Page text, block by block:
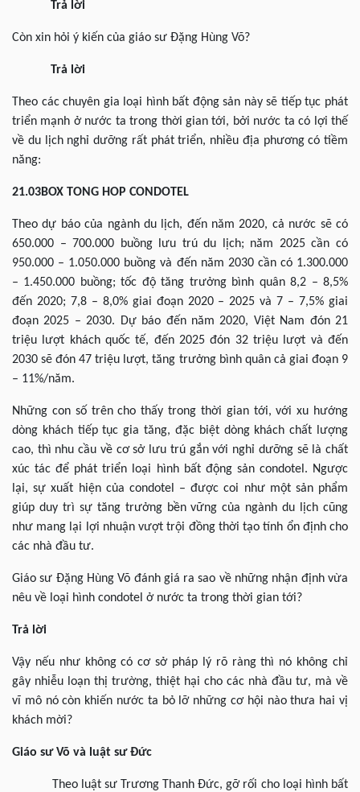
Trả lời
Còn xin hỏi ý kiến của giáo sư Đặng Hùng Võ?
Trả lời
Theo các chuyên gia loại hình bất động sản này sẽ tiếp tục phát
triển mạnh ở nước ta trong thời gian tới, bởi nước ta có lợi thế
về du lịch nghỉ dưỡng rất phát triển, nhiều địa phương có tiềm
năng:
21.03BOX TONG HOP CONDOTEL
Theo dự báo của ngành du lịch, đến năm 2020, cả nước sẽ có
650.000 – 700.000 buồng lưu trú du lịch; năm 2025 cần có
950.000 – 1.050.000 buồng và đến năm 2030 cần có 1.300.000
– 1.450.000 buồng; tốc độ tăng trưởng bình quân 8,2 – 8,5%
đến 2020; 7,8 – 8,0% giai đoạn 2020 – 2025 và 7 – 7,5% giai
đoạn 2025 – 2030. Dự báo đến năm 2020, Việt Nam đón 21
triệu lượt khách quốc tế, đến 2025 đón 32 triệu lượt và đến
2030 sẽ đón 47 triệu lượt, tăng trưởng bình quân cả giai đoạn 9
– 11%/năm.
Những con số trên cho thấy trong thời gian tới, với xu hướng
dòng khách tiếp tục gia tăng, đặc biệt dòng khách chất lượng
cao, thì nhu cầu về cơ sở lưu trú gắn với nghỉ dưỡng sẽ là chất
xúc tác để phát triển loại hình bất động sản condotel. Ngược
lại, sự xuất hiện của condotel – được coi như một sản phẩm
giúp duy trì sự tăng trưởng bền vững của ngành du lịch cũng
như mang lại lợi nhuận vượt trội đồng thời tạo tính ổn định cho
các nhà đầu tư.
Giáo sư Đặng Hùng Võ đánh giá ra sao về những nhận định vừa
nêu về loại hình condotel ở nước ta trong thời gian tới?
Trả lời
Vậy nếu như không có cơ sở pháp lý rõ ràng thì nó không chỉ
gây nhiễu loạn thị trường, thiệt hại cho các nhà đầu tư, mà về
vĩ mô nó còn khiến nước ta bỏ lỡ những cơ hội nào thưa hai vị
khách mời?
Giáo sư Võ và luật sư Đức
Theo luật sư Trương Thanh Đức, gỡ rối cho loại hình bất